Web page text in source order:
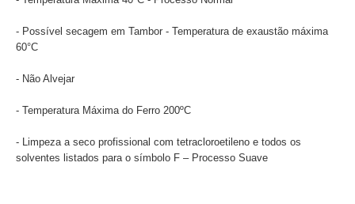
- Possível secagem em Tambor - Temperatura de exaustão máxima
60°C
- Não Alvejar
- Temperatura Máxima do Ferro 200ºC
- Limpeza a seco profissional com tetracloroetileno e todos os
solventes listados para o símbolo F – Processo Suave